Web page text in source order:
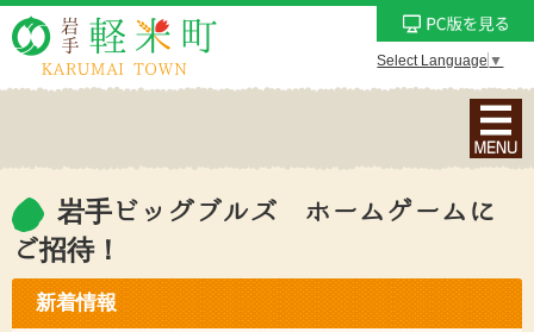
Select Language ▼
ナ
ビ
ー
ン
メ
岩手ビッグブルズ ホームゲームに
ご招待！
新着情報